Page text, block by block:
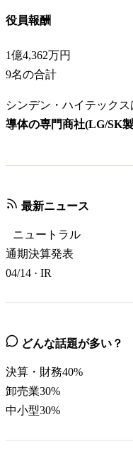
役員報酬
1億4,362万円
9名の合計
シンデン・ハイテック
導体の専門商社(LG/SK
最新ニュース
ニュートラル
通期決算発表
04/14 · IR
どんな話題が多い？
決算・財務40%
卸売業30%
中小型30%